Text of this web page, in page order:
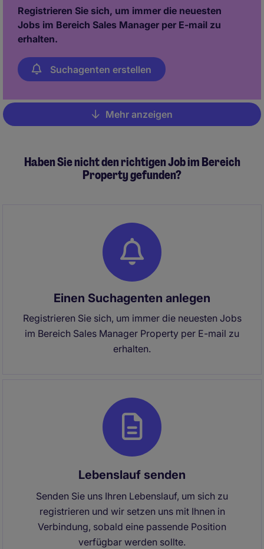
Registrieren Sie sich, um immer die neuesten
Jobs im Bereich Sales Manager per E-mail zu
erhalten.
Suchagenten erstellen
Pagination
Mehr anzeigen
Haben Sie nicht den richtigen Job im Bereich
Property gefunden?
Einen Suchagenten anlegen
Registrieren Sie sich, um immer die neuesten Jobs
im Bereich Sales Manager Property per E-mail zu
erhalten.
Lebenslauf senden
Senden Sie uns Ihren Lebenslauf, um sich zu
registrieren und wir setzen uns mit Ihnen in
Verbindung, sobald eine passende Position
verfügbar werden sollte.